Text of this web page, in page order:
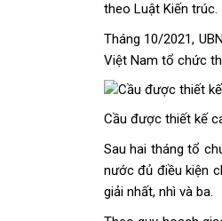
theo Luật Kiến trúc.
Tháng 10/2021,
Việt Nam tổ chức
Cầu được thiết kế
Sau hai tháng tổ
nước đủ điều kiện
giải nhất, nhì và ba.